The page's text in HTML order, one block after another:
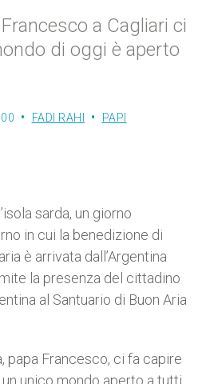
a Cagliari ci
di oggi è aperto
FADI RAHI PAPI
sarda, un giorno
in cui la benedizione di
è arrivata dall’Argentina
la presenza del cittadino
al Santuario di Buon Aria
papa Francesco, ci fa capire
unico mondo aperto a tutti